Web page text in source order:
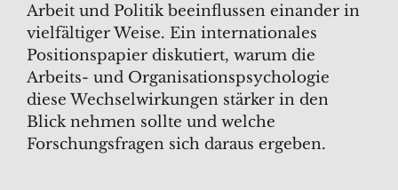
Arbeit und Politik beeinflussen einander in
vielfältiger Weise. Ein internationales
Positionspapier diskutiert, warum die
Arbeits- und Organisationspsychologie
diese Wechselwirkungen stärker in den
Blick nehmen sollte und welche
Forschungsfragen sich daraus ergeben.